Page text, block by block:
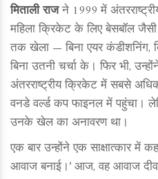
मिताली राजने 1999 में
महिला क्रिकेट के लिए बेसबॉल
तक खेला — बिना एयर कंडीशनिंग,
बिना उतनी चर्चा के। फिर भी,
अंतरराष्ट्रीय क्रिकेट में सबसे
वनडे वर्ल्ड कप फाइनल में पहुंचा।
उनके खेल का अनावरण था।
एक बार उन्होंने एक साक्षात्कार में
आवाज बनाई।’ आज, वह आवाज